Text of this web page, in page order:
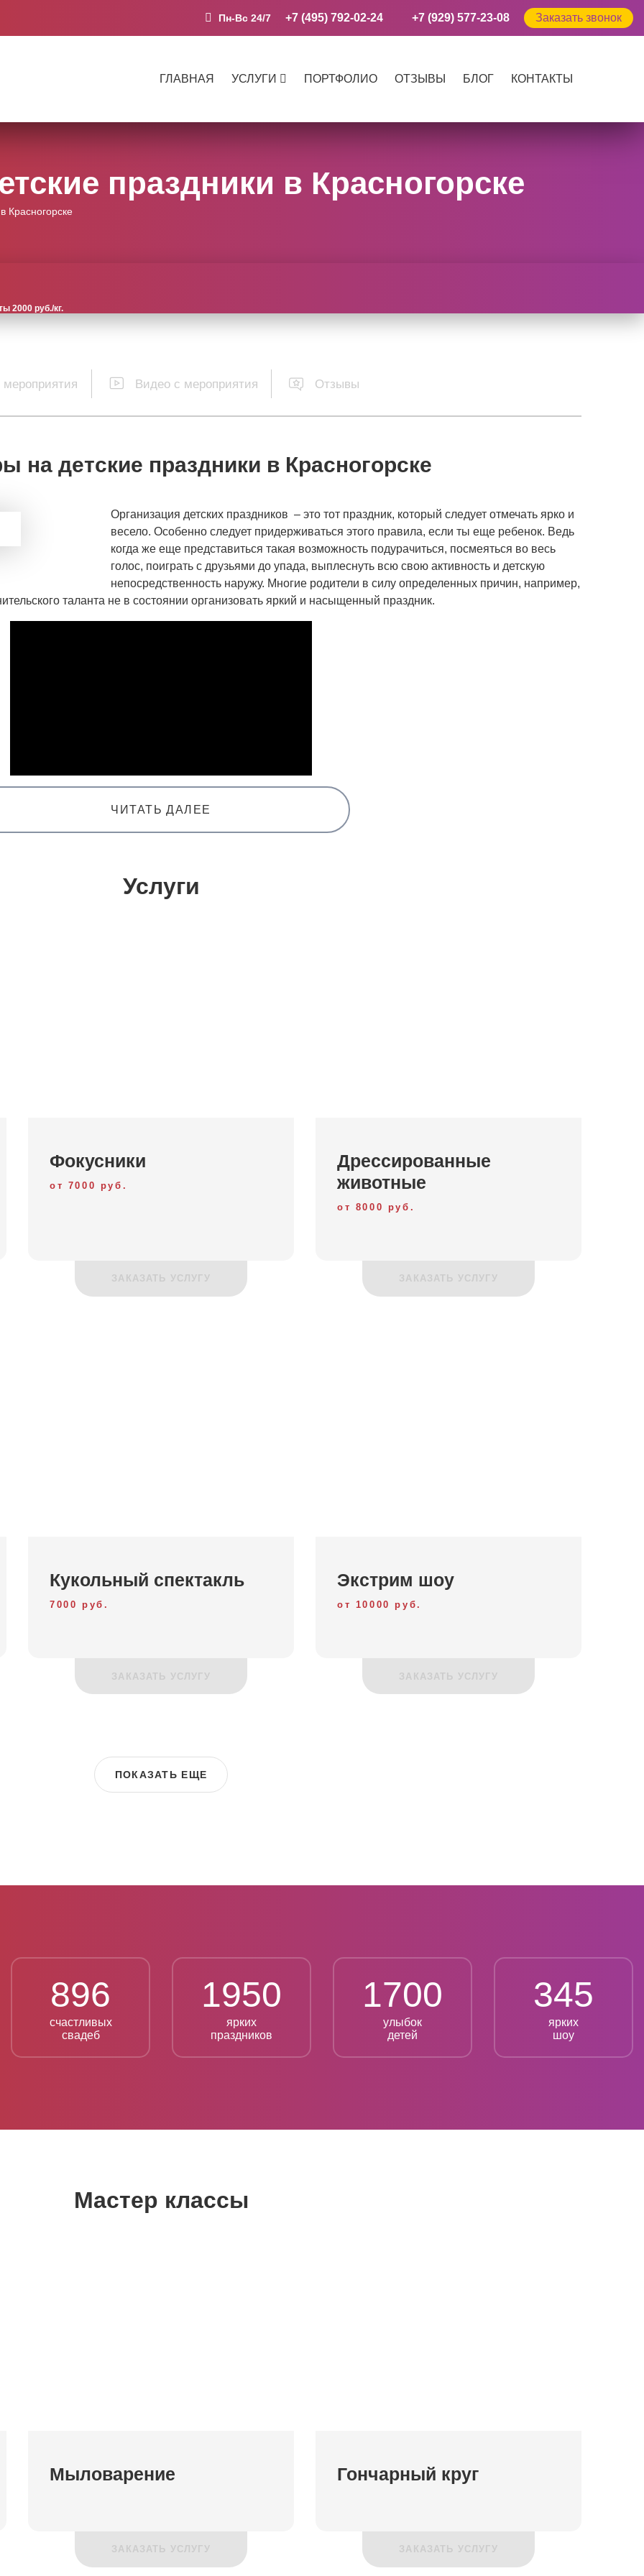
Пн-Вс 24/7 +7 (495) 792-02-24 +7 (929) 577-23-08 Заказать звонок
ГЛАВНАЯ УСЛУГИ ПОРТФОЛИО ОТЗЫВЫ БЛОГ КОНТАКТЫ
праздники в Красногорске
Красногорске
2000 руб./кг.
Видео с мероприятия Отзывы
на детские праздники в Красногорске
Организация детских праздников – это тот праздник, который следует отмечать ярко и
весело. Особенно следует придерживаться этого правила, если ты еще ребенок. Ведь
когда же еще представиться такая возможность подурачиться, посмеяться во весь
голос, поиграть с друзьями до упада, выплеснуть всю свою активность и детскую
непосредственность наружу. Многие родители в силу определенных причин, например,
таланта не в состоянии организовать яркий и насыщенный праздник.
на детском празднике это море впечатлений, эмоций, и благодарность детей родителям, за сказку
вы подарили!
ЧИТАТЬ ДАЛЕЕ
Услуги
Фокусники
от 7000 руб.
ЗАКАЗАТЬ УСЛУГУ
Дрессированные
животные
от 8000 руб.
ЗАКАЗАТЬ УСЛУГУ
Кукольный спектакль
7000 руб.
ЗАКАЗАТЬ УСЛУГУ
Экстрим шоу
от 10000 руб.
ЗАКАЗАТЬ УСЛУГУ
ПОКАЗАТЬ ЕЩЕ
896
счастливых
свадеб
1950
ярких
праздников
1700
улыбок
детей
345
ярких
шоу
Мастер классы
Мыловарение
ЗАКАЗАТЬ УСЛУГУ
Гончарный круг
ЗАКАЗАТЬ УСЛУГУ